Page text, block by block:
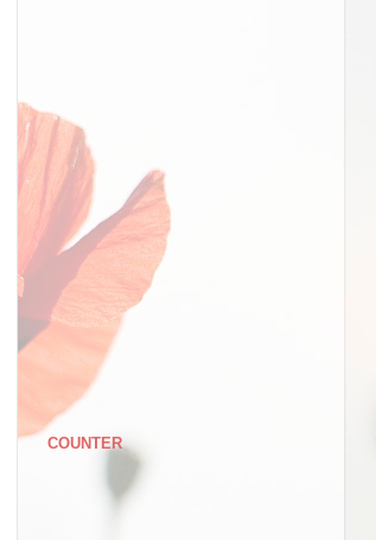
COUNTER